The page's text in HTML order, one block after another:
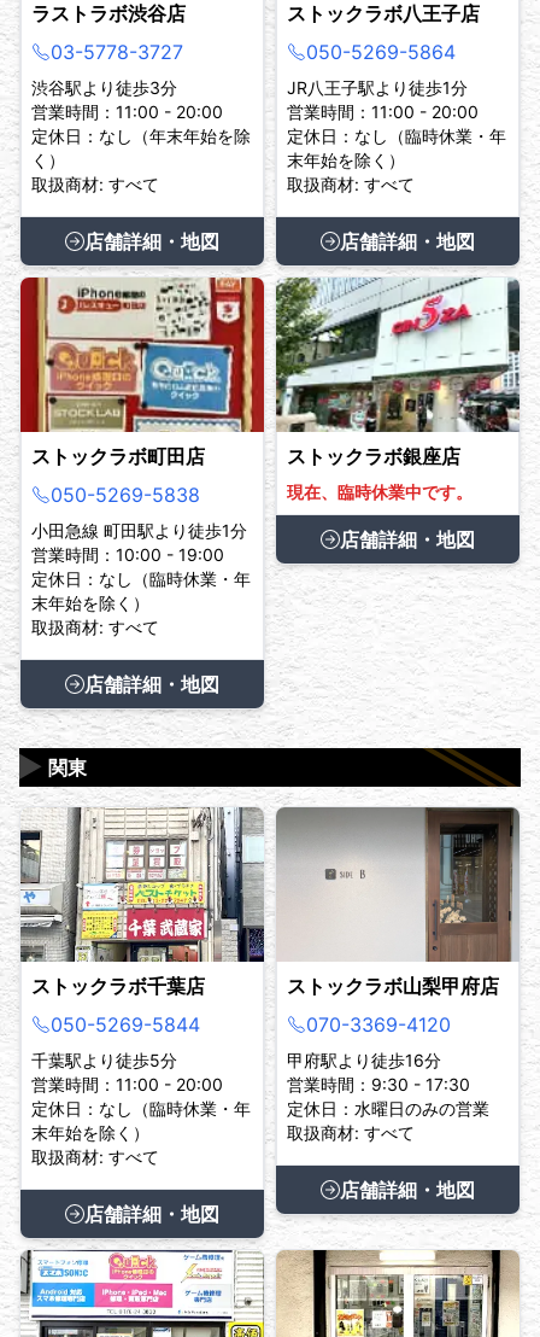
ラストラボ渋谷店
03-5778-3727
渋谷駅より徒歩3分
営業時間：11:00 - 20:00
定休日：なし（年末年始を除
く）
取扱商材: すべて
店舗詳細・地図
ストックラボ八王子店
050-5269-5864
JR八王子駅より徒歩1分
営業時間：11:00 - 20:00
定休日：なし（臨時休業・年
末年始を除く）
取扱商材: すべて
店舗詳細・地図
ストックラボ町田店
050-5269-5838
小田急線 町田駅より徒歩1分
営業時間：10:00 - 19:00
定休日：なし（臨時休業・年
末年始を除く）
取扱商材: すべて
店舗詳細・地図
ストックラボ銀座店
現在、臨時休業中です。
店舗詳細・地図
関東
▶
ストックラボ千葉店
050-5269-5844
千葉駅より徒歩5分
営業時間：11:00 - 20:00
定休日：なし（臨時休業・年
末年始を除く）
取扱商材: すべて
店舗詳細・地図
ストックラボ山梨甲府店
070-3369-4120
甲府駅より徒歩16分
営業時間：9:30 - 17:30
定休日：水曜日のみの営業
取扱商材: すべて
店舗詳細・地図